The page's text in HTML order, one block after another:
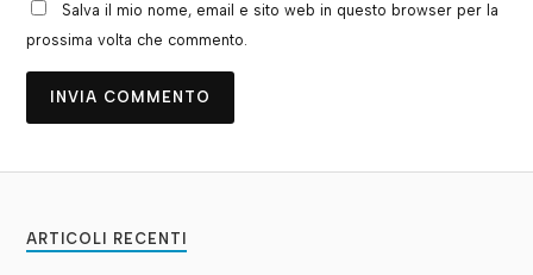
Salva il mio nome, email e sito web in questo browser per la
prossima volta che commento.
ARTICOLI RECENTI